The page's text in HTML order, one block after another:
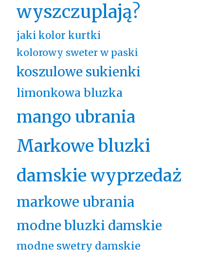
wyszczuplają?
jaki kolor kurtki
kolorowy sweter w paski
koszulowe sukienki
limonkowa bluzka
mango ubrania
Markowe bluzki
damskie wyprzedaż
markowe ubrania
modne bluzki damskie
modne swetry damskie